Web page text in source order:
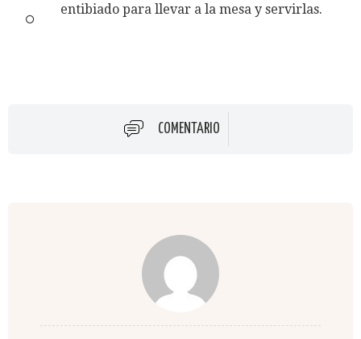
entibiado para llevar a la mesa y servirlas.
COMENTARIO